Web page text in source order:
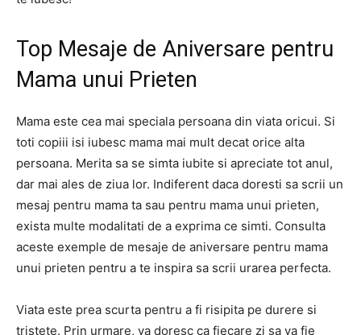
Top Mesaje de Aniversare pentru
Mama unui Prieten
Mama este cea mai speciala persoana din viata oricui. Si
toti copiii isi iubesc mama mai mult decat orice alta
persoana. Merita sa se simta iubite si apreciate tot anul,
dar mai ales de ziua lor. Indiferent daca doresti sa scrii un
mesaj pentru mama ta sau pentru mama unui prieten,
exista multe modalitati de a exprima ce simti. Consulta
aceste exemple de mesaje de aniversare pentru mama
unui prieten pentru a te inspira sa scrii urarea perfecta.
Viata este prea scurta pentru a fi risipita pe durere si
tristete. Prin urmare, va doresc ca fiecare zi sa va fie